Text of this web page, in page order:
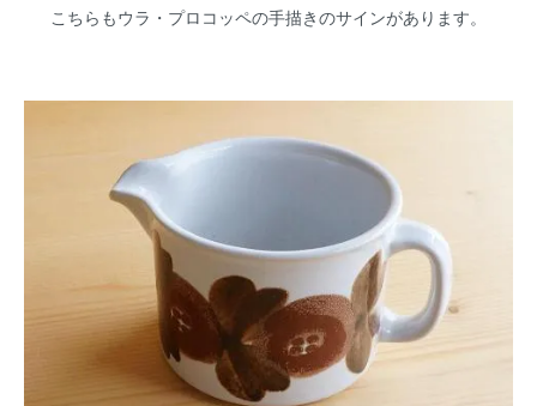
こちらもウラ・プロコッペの手描きのサインがあります。